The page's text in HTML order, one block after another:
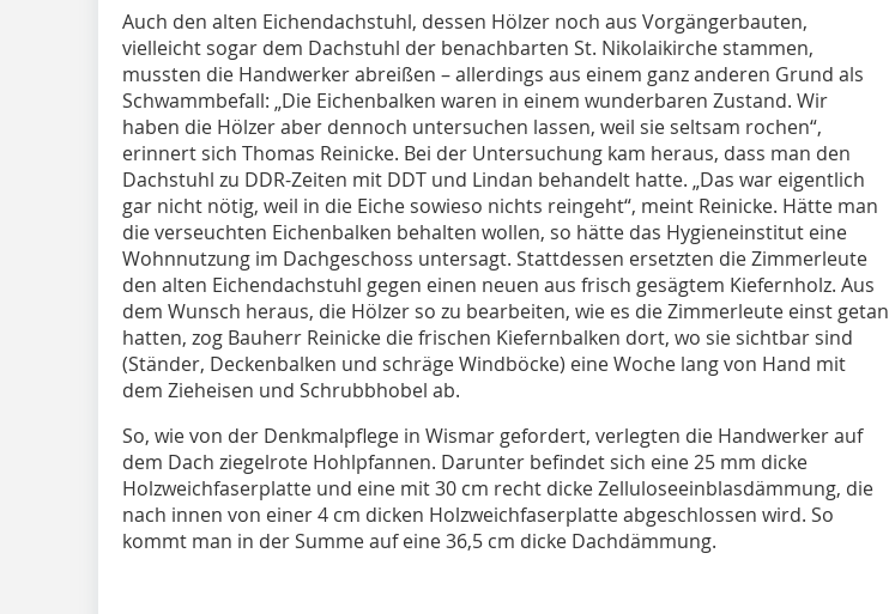
Auch den alten Eichendachstuhl, dessen Hölzer noch aus Vorgängerbauten,
vielleicht sogar dem Dachstuhl der benachbarten St. Nikolaikirche stammen,
mussten die Handwerker abreißen – allerdings aus einem ganz anderen Grund als
Schwammbefall: „Die Eichenbalken waren in einem wunderbaren Zustand. Wir
haben die Hölzer aber dennoch untersuchen lassen, weil sie seltsam rochen“,
erinnert sich Thomas Reinicke. Bei der Untersuchung kam heraus, dass man den
Dachstuhl zu DDR-Zeiten mit DDT und Lindan behandelt hatte. „Das war eigentlich
gar nicht nötig, weil in die Eiche sowieso nichts reingeht“, meint Reinicke. Hätte man
die verseuchten Eichenbalken behalten wollen, so hätte das Hygieneinstitut eine
Wohnnutzung im Dachgeschoss untersagt. Stattdessen ersetzten die Zimmerleute
den alten Eichendachstuhl gegen einen neuen aus frisch gesägtem Kiefernholz. Aus
dem Wunsch heraus, die Hölzer so zu bearbeiten, wie es die Zimmerleute einst getan
hatten, zog Bauherr Reinicke die frischen Kiefernbalken dort, wo sie sichtbar sind
(Ständer, Deckenbalken und schräge Windböcke) eine Woche lang von Hand mit
dem Zieheisen und Schrubbhobel ab.
So, wie von der Denkmalpflege in Wismar gefordert, verlegten die Handwerker auf
dem Dach ziegelrote Hohlpfannen. Darunter befindet sich eine 25 mm dicke
Holzweichfaserplatte und eine mit 30 cm recht dicke Zelluloseeinblasdämmung, die
nach innen von einer 4 cm dicken Holzweichfaserplatte abgeschlossen wird. So
kommt man in der Summe auf eine 36,5 cm dicke Dachdämmung.